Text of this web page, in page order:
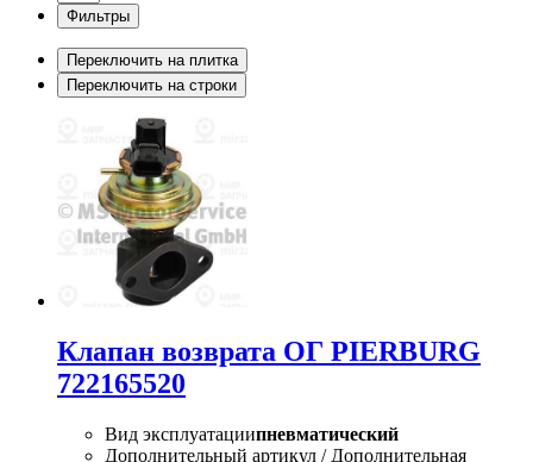
Фильтры
Переключить на плитка
Переключить на строки
Клапан возврата ОГ PIERBURG
722165520
Вид эксплуатациипневматический
Дополнительный артикул / Дополнительная